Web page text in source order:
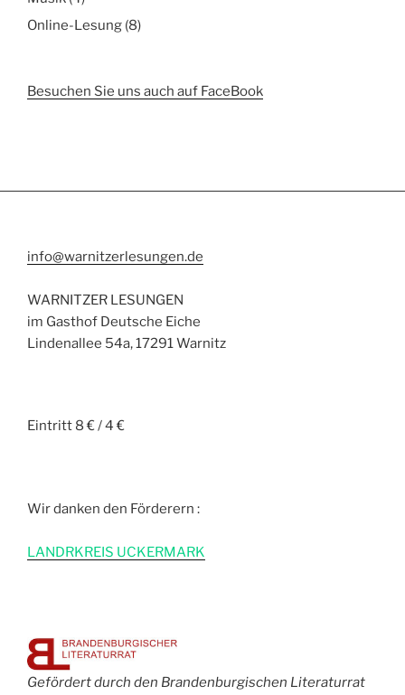
Online-Lesung (8)
Besuchen Sie uns auch auf FaceBook
info@warnitzerlesungen.de
WARNITZER LESUNGEN
im Gasthof Deutsche Eiche
Lindenallee 54a, 17291 Warnitz
Eintritt 8 € / 4 €
Wir danken den Förderern :
LANDRKREIS UCKERMARK
Gefördert durch den Brandenburgischen Literaturrat